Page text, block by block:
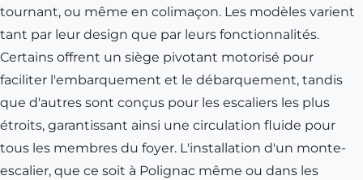
tournant, ou même en colimaçon. Les modèles varient
tant par leur design que par leurs fonctionnalités.
Certains offrent un siège pivotant motorisé pour
faciliter l'embarquement et le débarquement, tandis
que d'autres sont conçus pour les escaliers les plus
étroits, garantissant ainsi une circulation fluide pour
tous les membres du foyer. L'installation d'un monte-
escalier, que ce soit à Polignac même ou dans les